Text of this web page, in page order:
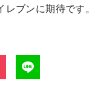
ブンに期待です。